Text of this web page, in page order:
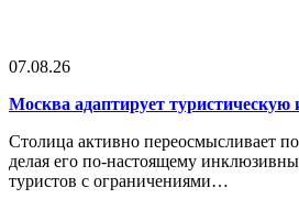
07.08.26
Москва адаптирует
Столица активно переосмысливает
делая его по-настоящему
туристов с ограничениями…